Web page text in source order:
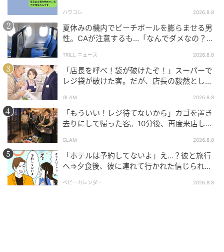
ハウコレ 2026.8.8
夏休みの機内でビーチボールを膨らませる男
性。CAが注意するも…「なんでダメなの？」
TRILL ニュース 2026.8.8
「店長を呼べ！袋が破けたぞ！」スーパーで
レジ袋が破けた客。だが、店長の毅然とした
GLAM 2026.8.8
「もういい！レジ待てないから」カゴを置き
去りにして帰った客。10分後、再度来店した
GLAM 2026.8.8
「ホテルは予約してないよ」え…？彼と旅行
へ⇒夕食後、彼に連れて行かれた信じられな
ベビーカレンダー 2026.8.8